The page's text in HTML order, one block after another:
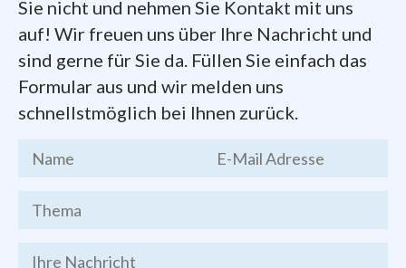
Dokumente zum Gründungsprozess der
Pfarreifinden Sie hier zum Herunterladen:
Kernthesen des Chemnitzer
Stadtgesprächs, Endfassung vom 19.
Brief des Bischofs Heinrich
Festschrift
Sie nicht und nehmen Sie Kontakt mit uns
auf! Wir freuen uns über Ihre Nachricht und
sind gerne für Sie da. Füllen Sie einfach das
Formular aus und wir melden uns
schnellstmöglich bei Ihnen zurück.